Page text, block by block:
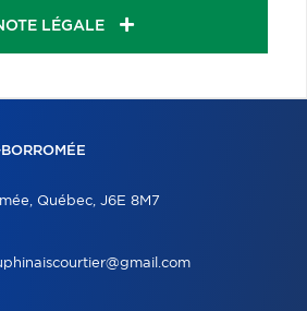
LÉGALE
Québec, J6E 8M7